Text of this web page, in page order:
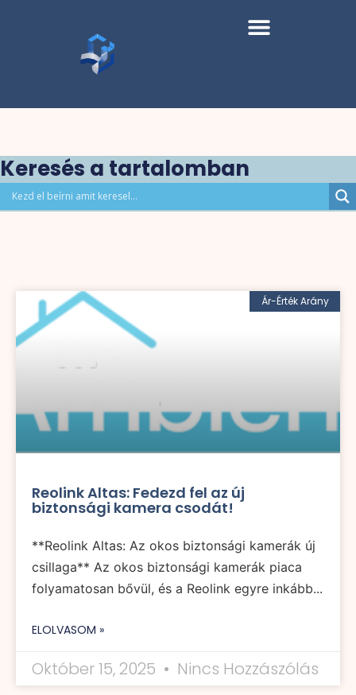
Keresés a tartalomban
Ár-Érték Arány
Reolink Altas: Fedezd fel az új
biztonsági kamera csodát!
**Reolink Altas: Az okos biztonsági kamerák új
csillaga** Az okos biztonsági kamerák piaca
folyamatosan bővül, és a Reolink egyre inkább...
ELOLVASOM »
Október 15, 2025 Nincs Hozzászólás